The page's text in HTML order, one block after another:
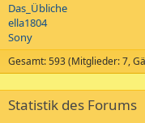
Das_Übliche
ella1804
Sony
Gesamt: 593 (Mitglieder: 7,
Statistik des Forums